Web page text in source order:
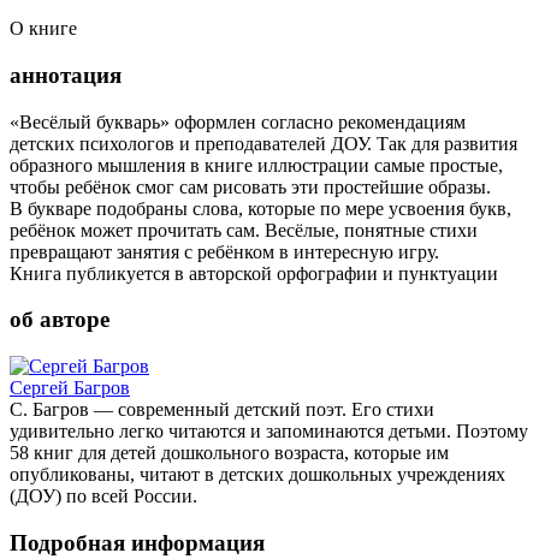
О книге
аннотация
«Весёлый букварь» оформлен согласно рекомендациям
детских психологов и преподавателей ДОУ. Так для развития
образного мышления в книге иллюстрации самые простые,
чтобы ребёнок смог сам рисовать эти простейшие образы.
В букваре подобраны слова, которые по мере усвоения букв,
ребёнок может прочитать сам. Весёлые, понятные стихи
превращают занятия с ребёнком в интересную игру.
Книга публикуется в авторской орфографии и пунктуации
об авторе
Сергей Багров
С. Багров — современный детский поэт. Его стихи
удивительно легко читаются и запоминаются детьми. Поэтому
58 книг для детей дошкольного возраста, которые им
опубликованы, читают в детских дошкольных учреждениях
(ДОУ) по всей России.
Подробная информация